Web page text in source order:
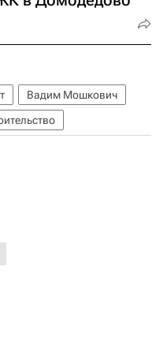
Вадим Мошкович